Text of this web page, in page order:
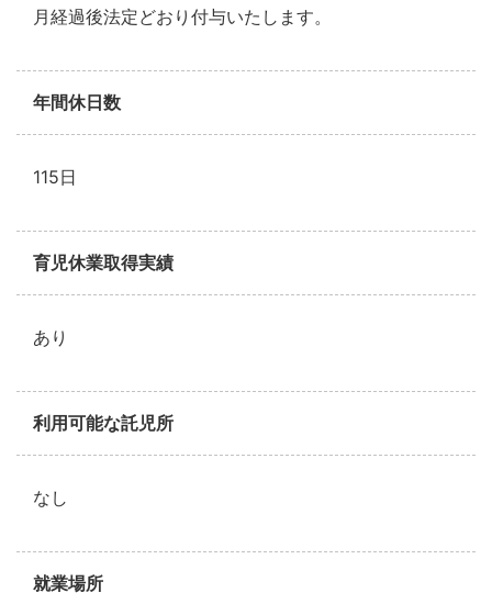
月経過後法定どおり付与いたします。
年間休日数
115日
育児休業取得実績
あり
利用可能な託児所
なし
就業場所